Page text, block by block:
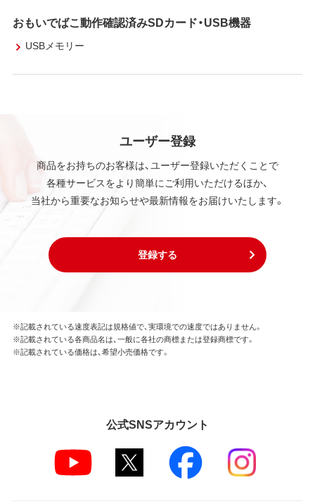
おもいでばこ動作確認済みSDカード・USB機器
USBメモリー
ユーザー登録
商品をお持ちのお客様は、ユーザー登録いただくことで
各種サービスをより簡単にご利用いただけるほか、
当社から重要なお知らせや最新情報をお届けいたします。
登録する
※記載されている速度表記は規格値で、実環境での速度ではありません。
※記載されている各商品名は、一般に各社の商標または登録商標です。
※記載されている価格は、希望小売価格です。
公式SNSアカウント